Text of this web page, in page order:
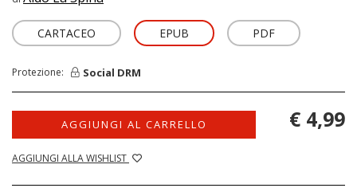
CARTACEO EPUB PDF
Protezione: Social DRM
AGGIUNGI AL CARRELLO
AGGIUNGI ALLA WISHLIST
€ 4,99